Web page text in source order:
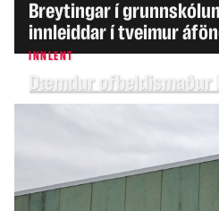
Breytingar í
innleiddar í tveimur
INNLENT
Dæmdur